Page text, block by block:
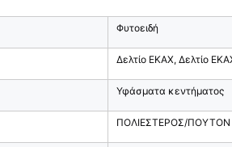
Φυτοειδή
Δελτίο ΕΚΑΧ, Δελτίο
Υφάσματα κεντήματος
ΠΟΛΙΕΣΤΕΡΟΣ/ΠΟΥΤΟΝ